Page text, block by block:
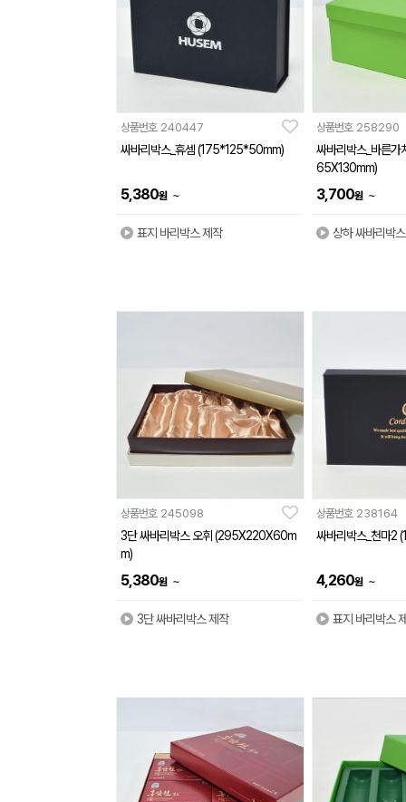
상품번호 240447
싸바리박스_휴셈 (175*125*50mm)
5,380원 ~
표지 바리박스 제작
상품번호 258290
싸바리박스_바른
65X130mm)
3,700원 ~
상하 싸바리박
상품번호 245098
3단 싸바리박스 오휘 (295X220X60m
m)
5,380원 ~
3단 싸바리박스 제작
상품번호 238164
싸바리박스_천마2
4,260원 ~
표지 바리박스